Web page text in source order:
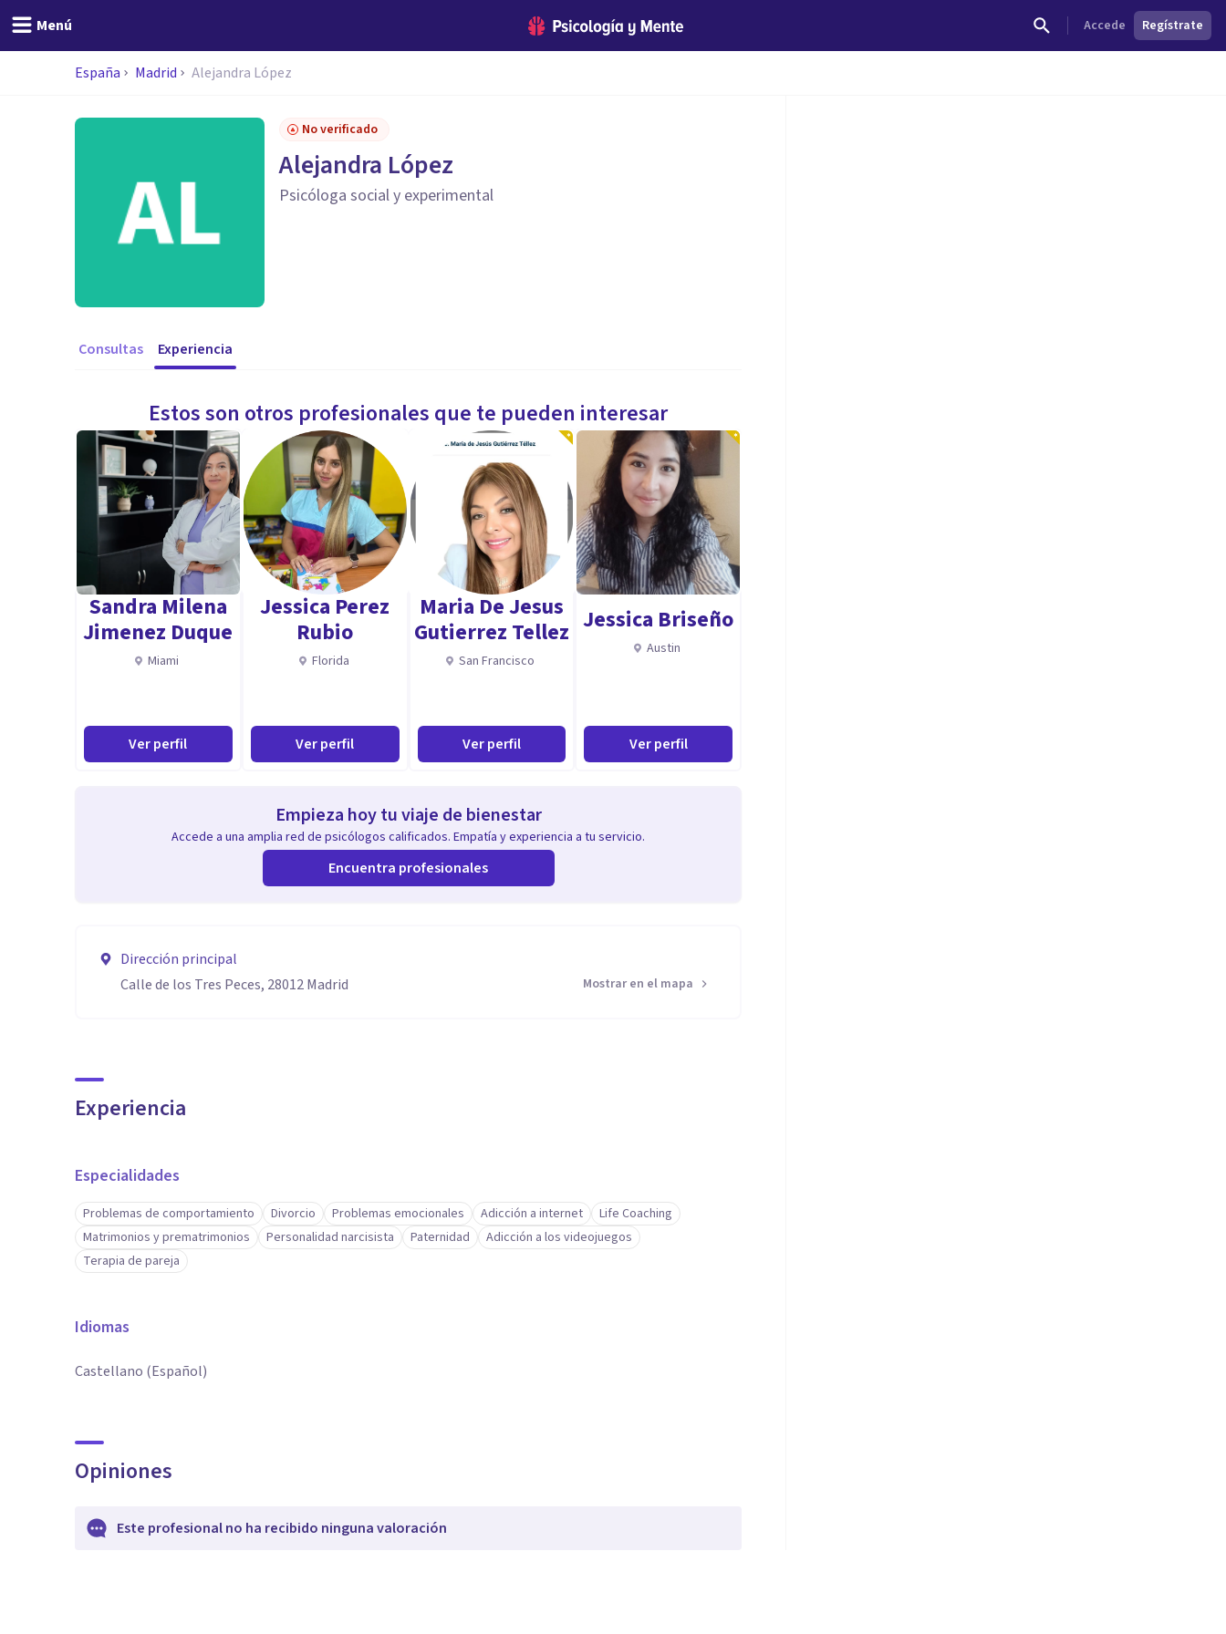
Menú Accede Regístrate
España Madrid Alejandra López
No verificado
Alejandra López
Psicóloga social y experimental
Consultas Experiencia
Estos son otros profesionales que te pueden interesar
Sandra Milena
Jimenez Duque
Miami
Ver perfil
Jessica Perez
Rubio
Florida
Ver perfil
Maria De Jesus
Gutierrez Tellez
San Francisco
Ver perfil
Jessica Briseño
Austin
Ver perfil
Empieza hoy tu viaje de bienestar
Accede a una amplia red de psicólogos calificados. Empatía y experiencia a tu servicio.
Encuentra profesionales
Dirección principal
Calle de los Tres Peces, 28012 Madrid
Mostrar en el mapa
Experiencia
Especialidades
Problemas de comportamiento Divorcio Problemas emocionales Adicción a internet
Life Coaching
Matrimonios y prematrimonios
Personalidad narcisista Paternidad
Adicción a los videojuegos
Terapia de pareja
Idiomas
Castellano (Español)
Opiniones
Este profesional no ha recibido ninguna valoración